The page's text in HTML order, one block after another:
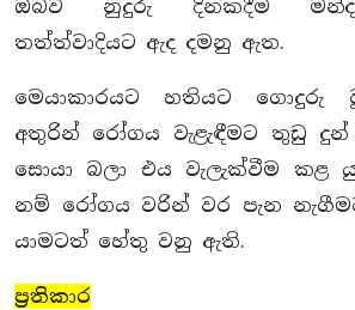
ඔබව නුදුරු දිනකදීම
තත්ත්වාදියට ඇද දමනු ඇත.
මෙයාකාරයට හතියට ගොදුරු
අතුරින් රෝගය වැළැඳීමට තුඩු දුන්
සොයා බලා එය වැලැක්වීම කළ
නම් රෝගය වරින් වර පැන
යාමටත් හේතු වනු ඇති.
ප්‍රතිකාර